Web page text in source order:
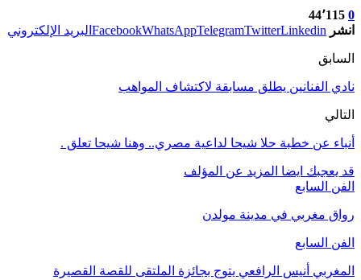
0 44٬115
انشر
FacebookWhatsAppTelegramTwitterLinkedin البريد الإلكتروني
السابق
نادي الفنانين يطلق مسابقة لاكتشاف المواهب
التالي
أنباء عن خطبة حلا شيحا لداعية مصري.. وهنا شيحا تعلق .
قد يعجبك ايضا المزيد عن المؤلف
الفن السابع
رواق مغربي في مدينة مولدن
الفن السابع
المغربي أنيس الرافعي يتوج بجائزة الملتقى للقصة القصيرة